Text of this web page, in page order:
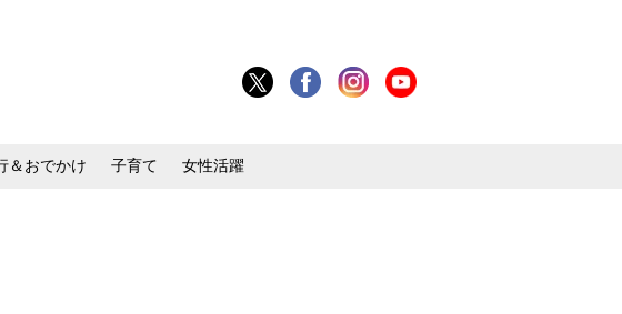
＆おでかけ 子育て 女性活躍